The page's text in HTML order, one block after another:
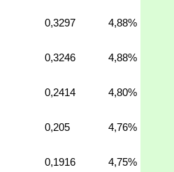
0,3297 4,88%
0,3246 4,88%
0,2414 4,80%
0,205 4,76%
0,1916 4,75%